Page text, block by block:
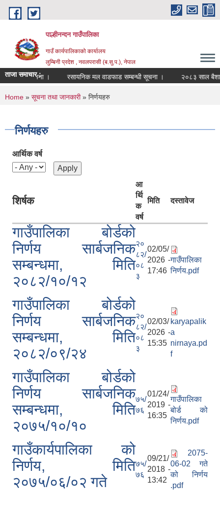
Skip to main content
पाल्हीनन्दन गाउँपालिका
गाउँ कार्यपालिकाको कार्यालय
लुम्बिनी प्रदेश , नवलपरासी (ब.सु.प.), नेपाल
ताजा समाचार :
सम्बन्धी सूचना । रसायनिक मल वाडफाड सम्बन्धी सूचना । २०८३ साल
You are here
Home » सूचना तथा जानकारी» निर्णयहरु
निर्णयहरु
आर्थिक वर्ष
शिर्षक
आ
र्थि
क
वर्ष
मिति दस्तावेज
गाउँपालिका बोर्डको
निर्णय सार्बजनिक
सम्बन्धमा, मिति
२०८२/१०/१२
२०
८२/
०८
३
02/05/
2026 -
17:46
गाउँपालिका
निर्णय.pdf
गाउँपालिका बोर्डको
निर्णय सार्बजनिक
सम्बन्धमा, मिति
२०८२/०९/२४
२०
८२/
०८
३
02/03/
2026 -
15:35
karyapalik
a
nirnaya.pd
f
गाउँपालिका बोर्डको
निर्णय सार्बजनिक
सम्बन्धमा, मिति
२०७५/१०/१०
७५/
७६
01/24/
2019 -
16:35
गाउँपालिका
बोर्ड को
निर्णय.pdf
गाउँकार्यपालिका को
निर्णय, मिति
२०७५/०६/०२ गते
७५/
७६
09/21/
2018 -
13:42
2075-
06-02 गते
को निर्णय
.pdf